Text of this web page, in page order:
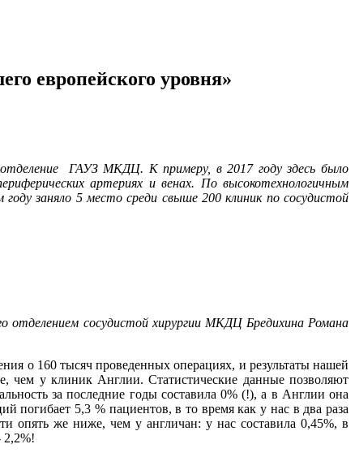
европейского уровня»
отделение ГАУЗ МКДЦ. К примеру, в 2017 году здесь было
артериях и венах. По высокотехнологичным
заняло 5 место среди свыше 200 клиник по сосудистой
отделением сосудистой хирургии МКДЦ Бредихина Романа
о 160 тысяч проведенных операциях, и результаты нашей
чем у клиник Англии. Статистические данные позволяют
за последние годы составила 0% (!), а в Англии она
погибает 5,3 % пациентов, в то время как у нас в два раза
опять же ниже, чем у англичан: у нас составила 0,45%, в
2,2%!